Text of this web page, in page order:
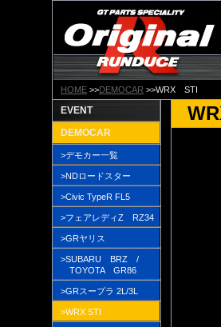
HOME >>DEMOCAR >>WRX STI
EVENT
DEMOCAR
>デモカー一覧
>NDロードスター
>Civic TypeR FL5
>フェアレディZ RZ34
>GRヤリス
>SUBARU BRZ /
TOYOTA GR86
>GRスープラ 2L/3L
>WRX STI